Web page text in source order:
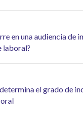
en una audiencia de
laboral?
el grado de